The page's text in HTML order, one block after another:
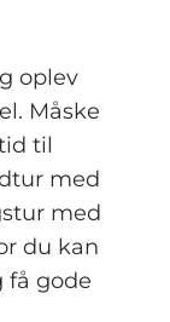
oplev
Måske
til
med
med
du kan
få gode